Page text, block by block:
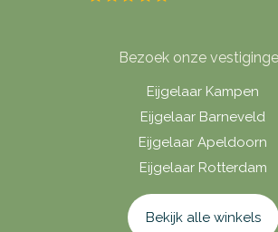
Bezoek onze
Eijgelaar Kampen
Eijgelaar Barneveld
Eijgelaar Apeldoorn
Eijgelaar Rotterdam
Bekijk alle winkels